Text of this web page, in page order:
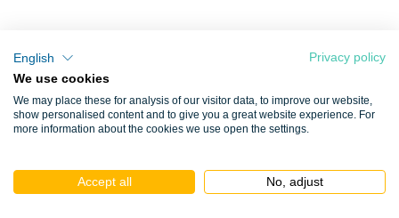
English
Privacy policy
We use cookies
We may place these for analysis of our visitor data, to improve our website,
show personalised content and to give you a great website experience. For
more information about the cookies we use open the settings.
Accept all No, adjust